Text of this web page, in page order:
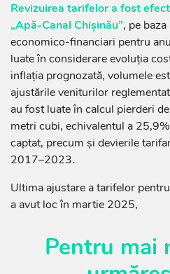
Revizuirea tarifelor a fost
„Apă-Canal Chișinău”, pe
economico-financiari pentru
luate în considerare evoluția
inflația prognozată, volumele
ajustările veniturilor
au fost luate în calcul pierderi
metri cubi, echivalentul a
captat, precum și devierile
2017–2023.
Ultima ajustare a tarifelor
a avut loc în martie 2025,
Pentru mai